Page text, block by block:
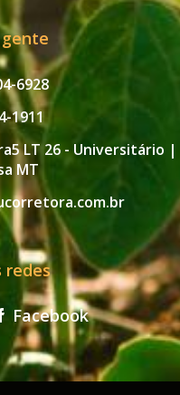
6928
1911
LT 26 - Universitário |
MT
redes
Facebook